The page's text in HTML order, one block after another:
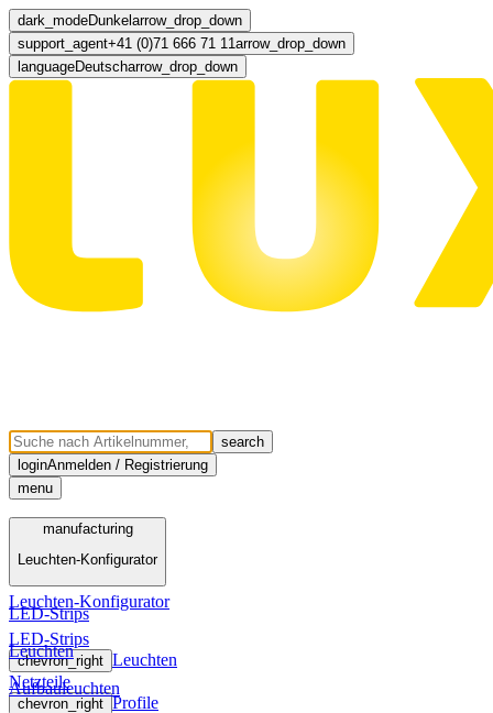
dark_modeDunkel arrow_drop_down
support_agent+41 (0)71 666 71 11arrow_drop_down
languageDeutscharrow_drop_down
search
loginAnmelden / Registrierung
menu
Menü
manufacturing
Leuchten-Konfigurator
LED-Strips
chevron_right Leuchten
Netzteile
chevron_right Profile
manufacturing
Leuchten-Konfigurator
LED-Strips
Leuchten
Aufbauleuchten